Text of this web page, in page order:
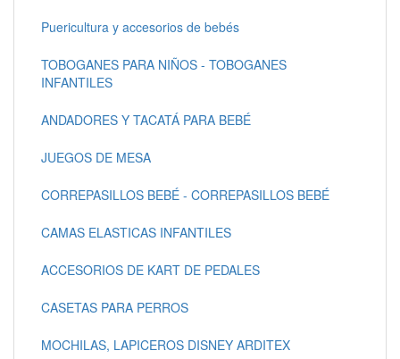
Puericultura y accesorios de bebés
TOBOGANES PARA NIÑOS - TOBOGANES
INFANTILES
ANDADORES Y TACATÁ PARA BEBÉ
JUEGOS DE MESA
CORREPASILLOS BEBÉ - CORREPASILLOS BEBÉ
CAMAS ELASTICAS INFANTILES
ACCESORIOS DE KART DE PEDALES
CASETAS PARA PERROS
MOCHILAS, LAPICEROS DISNEY ARDITEX